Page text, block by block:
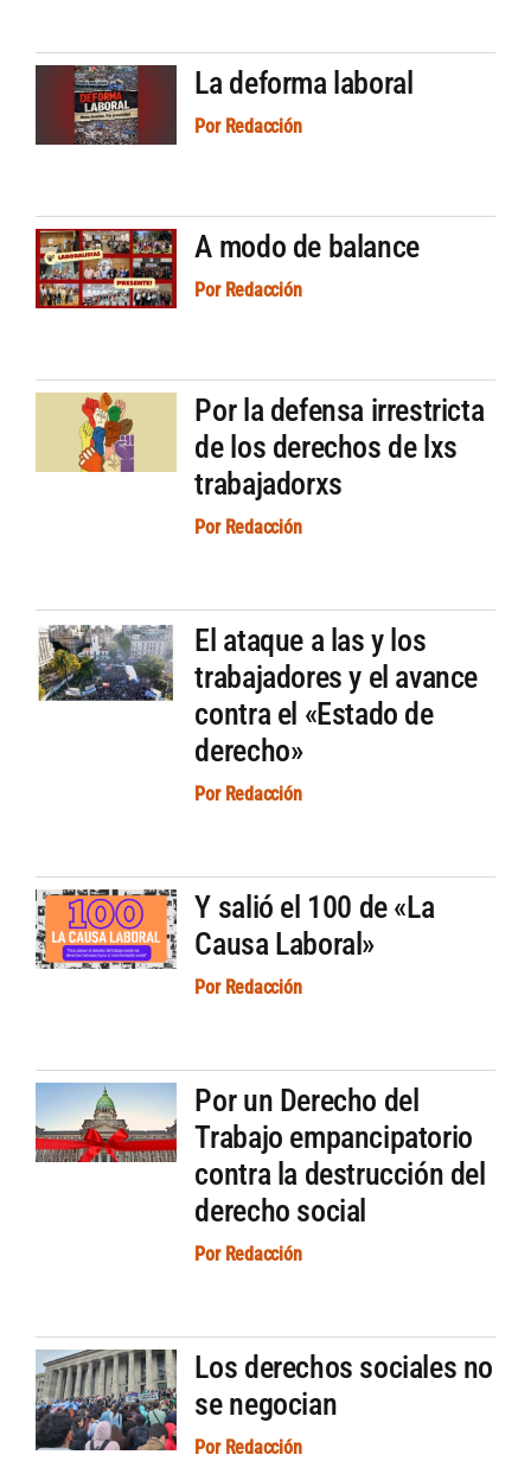
Artículos por sección
La deforma laboral
Por Redacción
A modo de balance
Por Redacción
Por la defensa irrestricta
de los derechos de lxs
trabajadorxs
Por Redacción
El ataque a las y los
trabajadores y el avance
contra el «Estado de
derecho»
Por Redacción
Y salió el 100 de «La
Causa Laboral»
Por Redacción
Por un Derecho del
Trabajo empancipatorio
contra la destrucción del
derecho social
Por Redacción
Los derechos sociales no
se negocian
Por Redacción